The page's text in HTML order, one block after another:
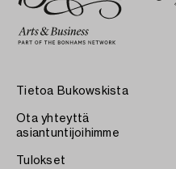
Tietoa Bukowskista
Ota yhteyttä
asiantuntijoihimme
Tulokset